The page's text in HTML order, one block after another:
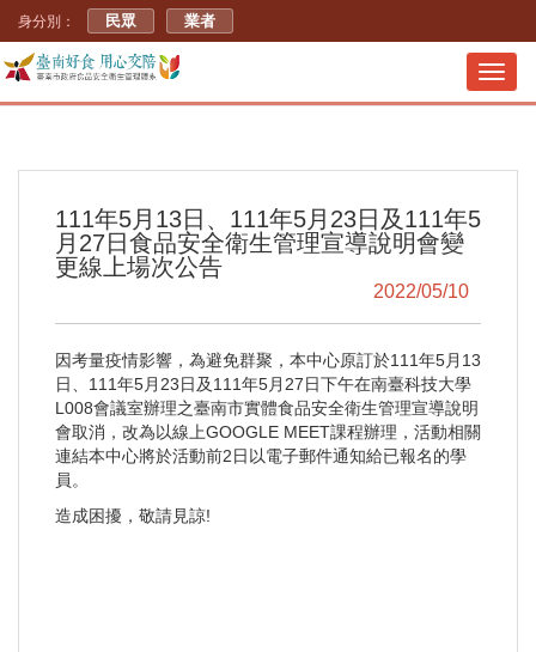
身分別： 民眾 業者
111年5月13日、111年5月23日及111年5
月27日食品安全衛生管理宣導說明會變
更線上場次公告
2022/05/10
因考量疫情影響，為避免群聚，本中心原訂於111年5月13
日、111年5月23日及111年5月27日下午在南臺科技大學
L008會議室辦理之臺南市實體食品安全衛生管理宣導說明
會取消，改為以線上GOOGLE MEET課程辦理，活動相關
連結本中心將於活動前2日以電子郵件通知給已報名的學
員。
造成困擾，敬請見諒!